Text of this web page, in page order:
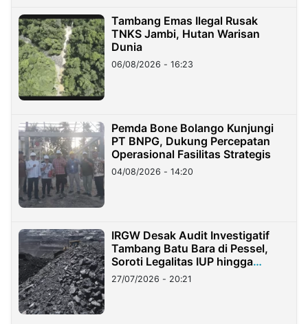
Tambang Emas Ilegal Rusak
TNKS Jambi, Hutan Warisan
Dunia
06/08/2026 - 16:23
Pemda Bone Bolango Kunjungi
PT BNPG, Dukung Percepatan
Operasional Fasilitas Strategis
04/08/2026 - 14:20
IRGW Desak Audit Investigatif
Tambang Batu Bara di Pessel,
Soroti Legalitas IUP hingga
Stockpile
27/07/2026 - 20:21